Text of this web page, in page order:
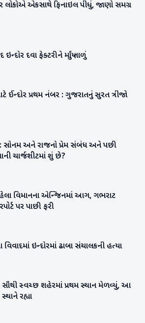
લોકોએ એકસાથે ફિનાઇલ પીધું, જાણો સમગ્ર
દવા ફેક્ટરીને માર્યું તાળું
ઈન્દોર પ્રથમ નંબર : ગુજરાતનું સુરત ત્રીજો
સોનમ અને રાજનો પ્રેમ સંબંધ અને પછી
ચાર્જશીટમાં શું છે?
વિમાનના એન્જિનમાં આગ, ગભરાટ
પર પાછી ફરી
ઇન્દોરમાં ઢાબા સંચાલકની હત્યા
સ્વચ્છ શહેરમાં પ્રથમ સ્થાન મેળવ્યું, આ
રહ્યા